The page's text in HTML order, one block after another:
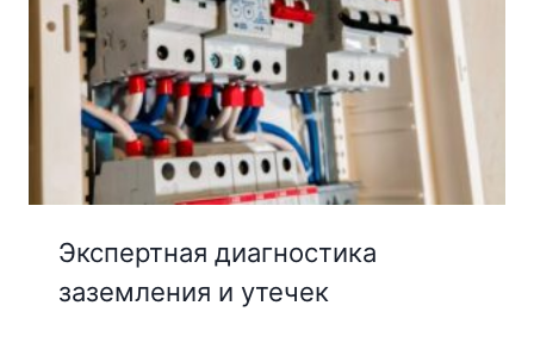
Экспертная диагностика
заземления и утечек